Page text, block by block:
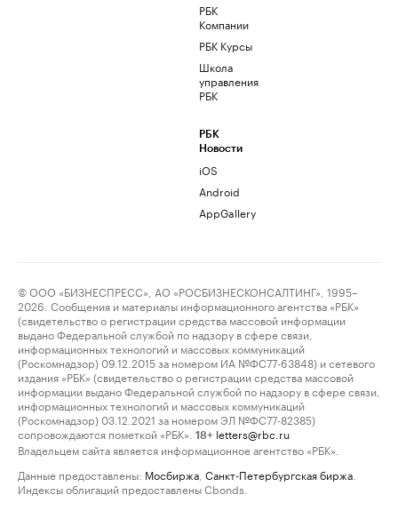
РБК
Компании
РБК Курсы
Школа
управления
РБК
РБК
Новости
iOS
Android
AppGallery
© ООО «БИЗНЕСПРЕСС», АО «РОСБИЗНЕСКОНСАЛТИНГ», 1995–
2026. Сообщения и материалы информационного агентства «РБК»
(свидетельство о регистрации средства массовой информации
выдано Федеральной службой по надзору в сфере связи,
информационных технологий и массовых коммуникаций
(Роскомнадзор) 09.12.2015 за номером ИА №ФС77-63848) и сетевого
издания «РБК» (свидетельство о регистрации средства массовой
информации выдано Федеральной службой по надзору в сфере связи,
информационных технологий и массовых коммуникаций
(Роскомнадзор) 03.12.2021 за номером ЭЛ №ФС77-82385)
сопровождаются пометкой «РБК».
18+ letters@rbc.ru
Владельцем сайта является информационное агентство «РБК».
Данные предоставлены: Мосбиржа Санкт-Петербургская биржа
Индексы облигаций предоставлены Cbonds.